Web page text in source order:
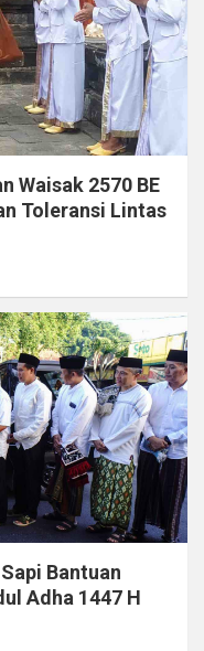
Waisak 2570 BE
Toleransi Lintas
Bantuan
Adha 1447 H